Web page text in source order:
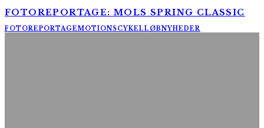
FOTOREPORTAGE: MOLS SPRING CLASSIC
FOTOREPORTAGEMOTIONSCYKELLØBNYHEDER